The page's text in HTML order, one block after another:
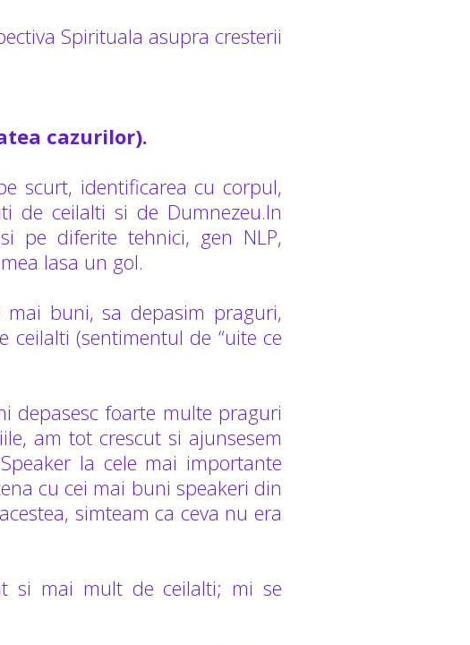
Spirituala asupra cresterii
cazurilor).
scurt, identificarea cu corpul,
de ceilalti si de Dumnezeu.In
pe diferite tehnici, gen NLP,
lasa un gol.
mai buni, sa depasim praguri,
(sentimentul de “uite ce
depasesc foarte multe praguri
am tot crescut si ajunsesem
la cele mai importante
cu cei mai buni speakeri din
simteam ca ceva nu era
si mai mult de ceilalti; mi se